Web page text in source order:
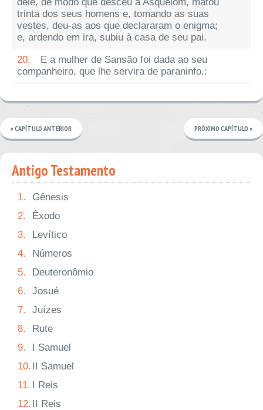
trinta dos seus homens e, tomando as suas
vestes, deu-as aos que declararam o enigma;
e, ardendo em ira, subiu à casa de seu pai.
20.
E a mulher de Sansão foi dada ao seu
companheiro, que lhe servira de paraninfo.:
« CAPÍTULO ANTERIOR PRÓXIMO CAPÍTULO »
Antigo Testamento
1.
Gênesis
2.
Êxodo
3.
Levítico
4.
Números
5.
Deuteronômio
6.
Josué
7.
Juízes
8.
Rute
9.
I Samuel
10. II Samuel
11. I Reis
12. II Reis